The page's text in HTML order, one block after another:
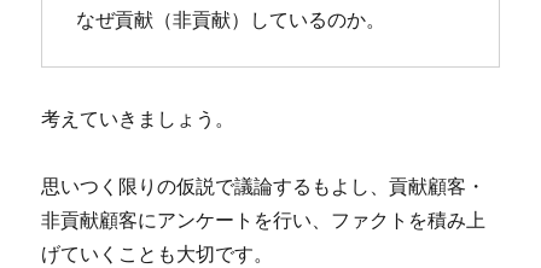
なぜ貢献（非貢献）しているのか。
考えていきましょう。
思いつく限りの仮説で議論するもよし、貢献顧客・
非貢献顧客にアンケートを行い、ファクトを積み上
げていくことも大切です。